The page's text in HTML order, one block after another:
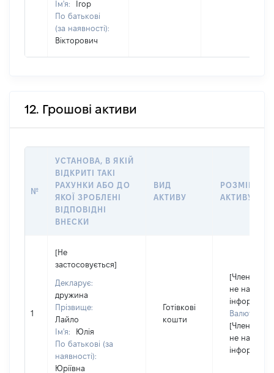
Ім'я:
Ігор
По батькові
(за наявності):
Вікторович
12. Грошові активи
№
УСТАНОВА, В ЯКІЙ
ВІДКРИТІ ТАКІ
РАХУНКИ АБО ДО
ЯКОЇ ЗРОБЛЕНІ
ВІДПОВІДНІ
ВНЕСКИ
ВИД
АКТИВУ
РОЗМІР
АКТИВУ
1
[Не
застосовується]
Декларує:
дружина
Прізвище:
Лайло
Ім'я:
Юлія
По батькові (за
наявності):
Юріївна
Готівкові
кошти
[Член сім'ї
не надав
Валюта:
[Член сім'ї
не надав